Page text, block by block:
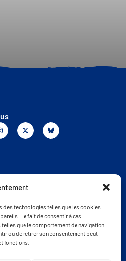
des technologies telles que les cookies
Le fait de consentir à ces
que le comportement de navigation
ou de retirer son consentement peut
fonctions.